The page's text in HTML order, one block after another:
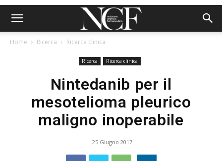
Home Ricerca Ricerca clinica
Ricerca Ricerca clinica
Nintedanib per il
mesotelioma pleurico
maligno inoperabile
25 Giugno 2017